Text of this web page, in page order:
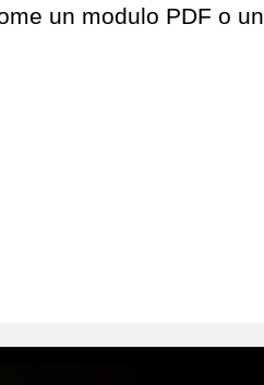
un modulo PDF o un